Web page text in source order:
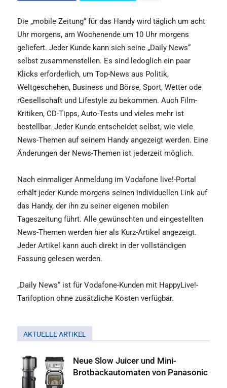
Die „mobile Zeitung“ für das Handy wird täglich um acht
Uhr morgens, am Wochenende um 10 Uhr morgens
geliefert. Jeder Kunde kann sich seine „Daily News“
selbst zusammenstellen. Es sind ledoglich ein paar
Klicks erforderlich, um Top-News aus Politik,
Weltgeschehen, Business und Börse, Sport, Wetter ode
rGesellschaft und Lifestyle zu bekommen. Auch Film-
Kritiken, CD-Tipps, Auto-Tests und vieles mehr ist
bestellbar. Jeder Kunde entscheidet selbst, wie viele
News-Themen auf seinem Handy angezeigt werden. Eine
Änderungen der News-Themen ist jederzeit möglich.
Nach einmaliger Anmeldung im Vodafone live!-Portal
erhält jeder Kunde morgens seinen individuellen Link auf
das Handy, der ihn zu seiner eigenen mobilen
Tageszeitung führt. Alle gewünschten und eingestellten
News-Themen werden hier als Kurz-Artikel angezeigt.
Jeder Artikel kann auch direkt in der vollständigen
Fassung gelesen werden.
„Daily News“ ist für Vodafone-Kunden mit HappyLive!-
Tarifoption ohne zusätzliche Kosten verfügbar.
AKTUELLE ARTIKEL
Neue Slow Juicer und Mini-
Brotbackautomaten von Panasonic